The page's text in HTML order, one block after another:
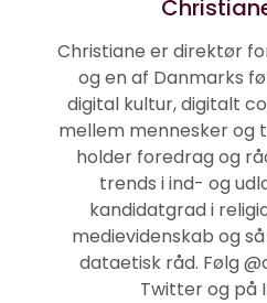
Christiane er direktør
og en af Danmarks
digital kultur, digitalt
mellem mennesker og
holder foredrag og
trends i ind- og
kandidatgrad i
medievidenskab og
dataetisk råd. Følg
Twitter og på